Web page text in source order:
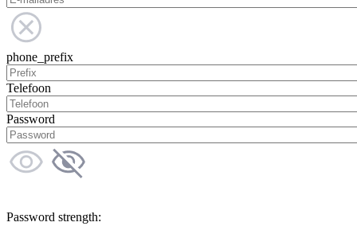
phone_prefix
Telefoon
Password
Password strength: